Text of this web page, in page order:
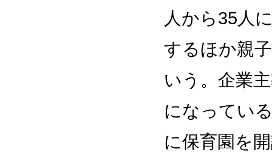
人から35人
するほか親
いう。企業
になってい
に保育園を